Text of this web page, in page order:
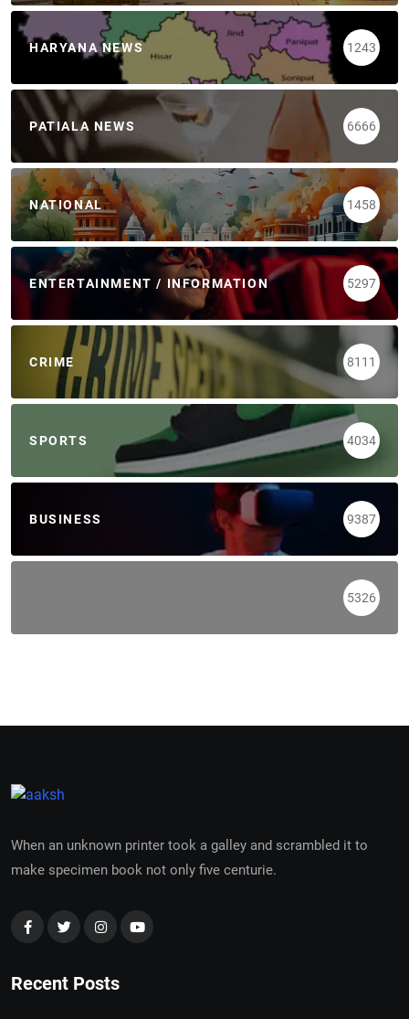
HARYANA NEWS 1243
PATIALA NEWS 6666
NATIONAL 1458
ENTERTAINMENT / INFORMATION 5297
CRIME 8111
SPORTS 4034
BUSINESS 9387
5326
When an unknown printer took a galley and scrambled it to
make specimen book not only five centurie.
Recent Posts